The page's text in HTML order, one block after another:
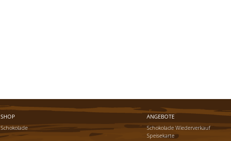
SHOP
Schokolade
ANGEBOTE
Schokolade Wiederverkauf
Speisekarte